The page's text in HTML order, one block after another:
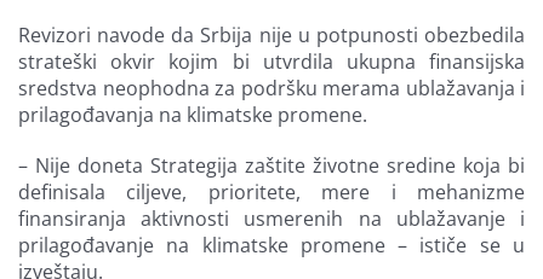
Revizori navode da Srbija nije u potpunosti obezbedila
strateški okvir kojim bi utvrdila ukupna finansijska
sredstva neophodna za podršku merama ublažavanja i
prilagođavanja na klimatske promene.
– Nije doneta Strategija zaštite životne sredine koja bi
definisala ciljeve, prioritete, mere i mehanizme
finansiranja aktivnosti usmerenih na ublažavanje i
prilagođavanje na klimatske promene – ističe se u
izveštaju.